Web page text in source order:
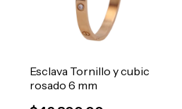
Esclava Tornillo y cubic
rosado 6 mm